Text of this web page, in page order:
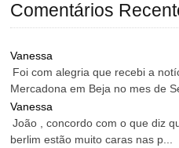
Comentários
Vanessa
Foi com alegria que recebi a
Mercadona em Beja no mes de
Vanessa
João , concordo com o que diz
berlim estão muito caras nas p...